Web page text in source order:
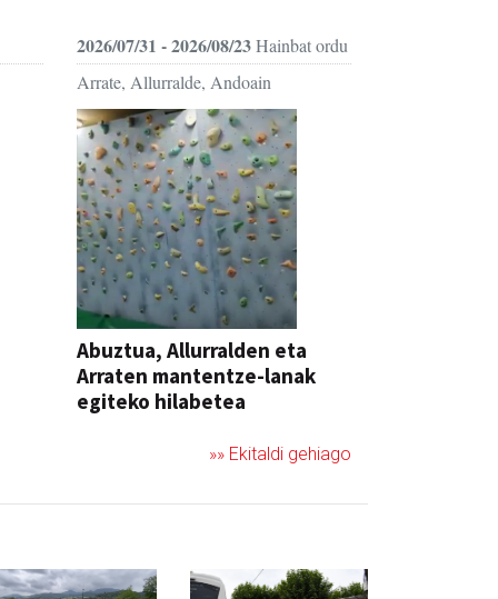
2026/07/31 - 2026/08/23Hainbat ordu
Arrate, Allurralde, Andoain
Abuztua, Allurralden eta
Arraten mantentze-lanak
egiteko hilabetea
»» Ekitaldi gehiago